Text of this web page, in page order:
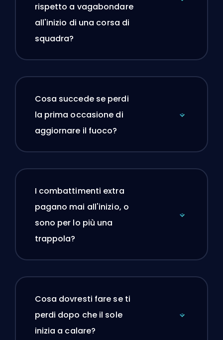
rispetto a vagabondare
all'inizio di una corsa di
squadra?
Cosa succede se perdi
la prima occasione di
aggiornare il fuoco?
I combattimenti extra
pagano mai all'inizio, o
sono per lo più una
trappola?
Cosa dovresti fare se ti
perdi dopo che il sole
inizia a calare?